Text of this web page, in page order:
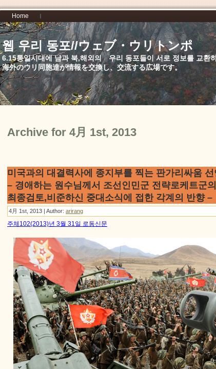
Home
웹 우리 동포//ウェブ・ウリトンポ
6.15통일시대에 남과 북,해외의 우리 동포들이 서로 정보를 교환
海外のウリ同胞達が情報を交換し、交流する広場です。
Archive for 4月 1st, 2013
미국과의 대결력사에 종지부를 찍는 판가리싸움
– 경애하는 원수님께서 조선인민군 전략로케트군
최종검토,비준하신 중대소식에 접한 각계의 반향 –
4月 1st, 2013 | Author: arirang
주체102(2013)년 3월 31일 로동신문